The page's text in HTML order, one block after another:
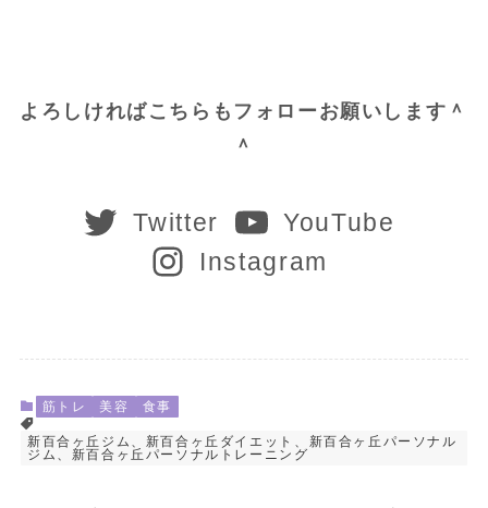
よろしければこちらもフォローお願いします＾
＾
Twitter
YouTube
Instagram
筋トレ 美容 食事
新百合ヶ丘ジム、新百合ヶ丘ダイエット、新百合ヶ丘パーソナル
ジム、新百合ヶ丘パーソナルトレーニング